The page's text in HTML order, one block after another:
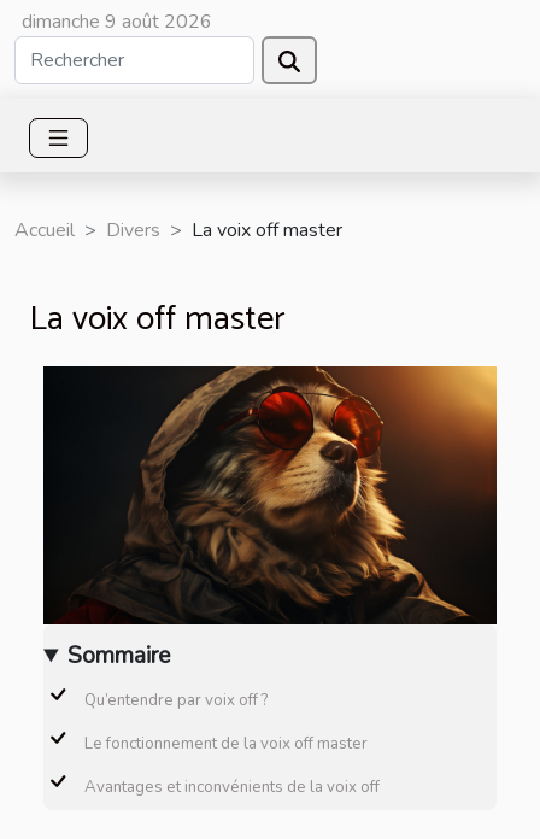
dimanche 9 août 2026
Accueil Divers La voix off master
La voix off master
Sommaire
Qu’entendre par voix off ?
Le fonctionnement de la voix off master
Avantages et inconvénients de la voix off